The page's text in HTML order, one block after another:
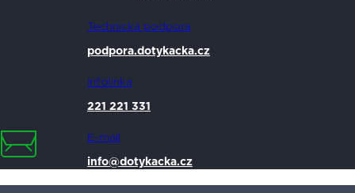
Technická podpora
podpora.dotykacka.cz
Infolinka
221 221 331
E-mail
info@dotykacka.cz